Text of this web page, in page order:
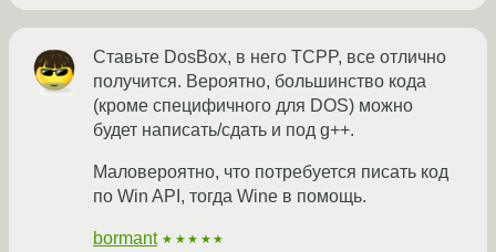
Ставьте DosBox, в него TCPP, все отлично
получится. Вероятно, большинство кода
(кроме специфичного для DOS) можно
будет написать/сдать и под g++.
Маловероятно, что потребуется писать код
по Win API, тогда Wine в помощь.
bormant ★★★★★